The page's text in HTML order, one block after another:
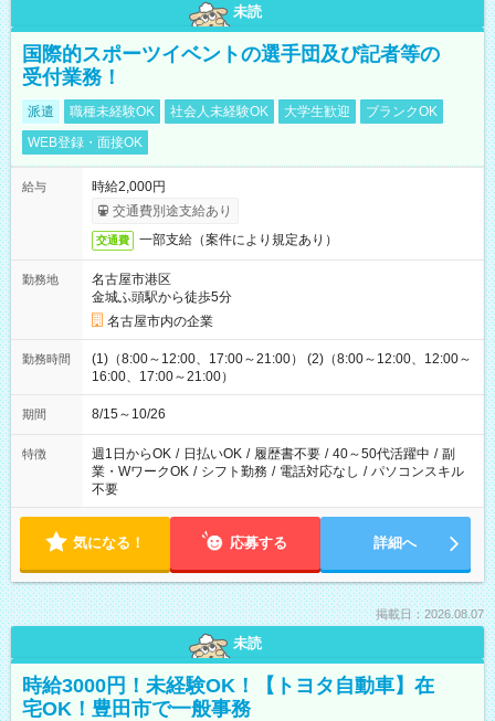
未読
国際的スポーツイベントの選手団及び記者等の
受付業務！
派遣 職種未経験OK 社会人未経験OK 大学生歓迎
ブランクOK
WEB登録・面接OK
給与
時給2,000円
交通費別途支給あり
交通費 一部支給（案件により規定あり）
勤務地
名古屋市港区
金城ふ頭駅から徒歩5分
名古屋市内の企業
勤務時間
(1)（8:00～12:00、17:00～21:00） (2)（8:00～12:00、12:00～
16:00、17:00～21:00）
期間 8/15～10/26
特徴 週1日からOK / 日払いOK / 履歴書不要 / 40～50代活躍中 / 副
業・WワークOK / シフト勤務 / 電話対応なし / パソコンスキル
不要
気になる！ 応募する 詳細へ
掲載日：2026.08.07
未読
時給3000円！未経験OK！【トヨタ自動車】在
宅OK！豊田市で一般事務